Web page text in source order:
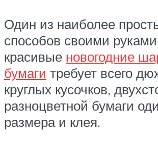
Один из наиболее
способов своими
красивые новогодние
бумаги требует всего
круглых кусочков,
разноцветной бумаги
размера и клея.